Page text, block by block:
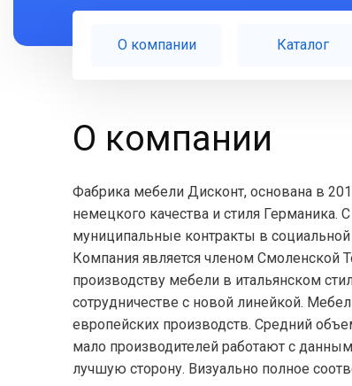
О компании Каталог
О компании
Фабрика мебели Дисконт, основана в
немецкого качества и стиля Германика.
муниципальные контракты в
Компания является членом Смоленской
производству мебели в итальянском
сотрудничестве с новой линейкой.
европейских производств. Средний
мало производителей работают с
лучшую сторону. Визуально полное